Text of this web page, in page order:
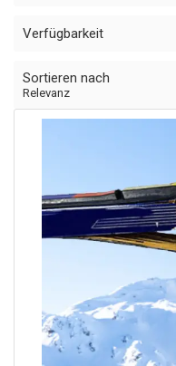
Verfügbarkeit
Sortieren nach
Relevanz